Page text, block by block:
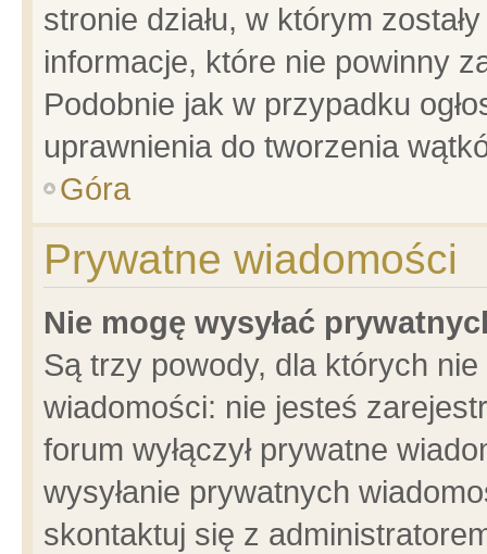
stronie działu, w którym
informacje, które nie powinny
Podobnie jak w przypadku
uprawnienia do tworzenia
Góra
Prywatne wiadomości
Nie mogę wysyłać
Są trzy powody, dla których
wiadomości: nie jesteś
forum wyłączył prywatne
wysyłanie prywatnych
skontaktuj się z